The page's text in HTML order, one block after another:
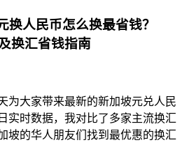
换人民币怎么换最省钱？
换汇省钱指南
为大家带来最新的新加坡元兑人民
实时数据，我对比了多家主流换汇
坡的华人朋友们找到最优惠的换汇